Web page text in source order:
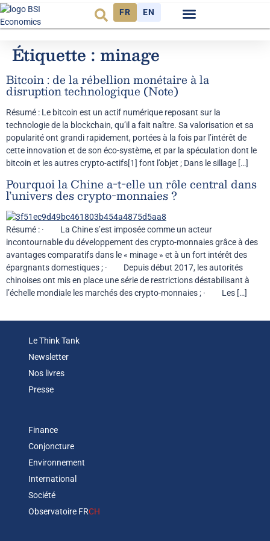
FR EN
Étiquette : minage
Bitcoin : de la rébellion monétaire à la
disruption technologique (Note)
Résumé : Le bitcoin est un actif numérique reposant sur la
technologie de la blockchain, qu’il a fait naître. Sa valorisation et sa
popularité ont grandi rapidement, portées à la fois par l’intérêt de
cette innovation et de son éco-système, et par la spéculation dont le
bitcoin et les autres crypto-actifs[1] font l’objet ; Dans le sillage […]
Pourquoi la Chine a-t-elle un rôle central dans
l’univers des crypto-monnaies ?
Résumé : · La Chine s’est imposée comme un acteur
incontournable du développement des crypto-monnaies grâce à des
avantages comparatifs dans le « minage » et à un fort intérêt des
épargnants domestiques ; · Depuis début 2017, les autorités
chinoises ont mis en place une série de restrictions déstabilisant à
l’échelle mondiale les marchés des crypto-monnaies ; · Les […]
Le Think Tank
Newsletter
Nos livres
Presse
Finance
Conjoncture
Environnement
International
Société
Observatoire FRCH